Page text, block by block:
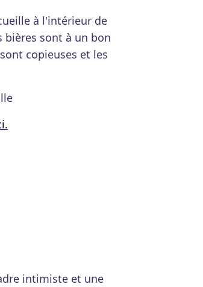
à l'intérieur de
bières sont à un bon
copieuses et les
intimiste et une